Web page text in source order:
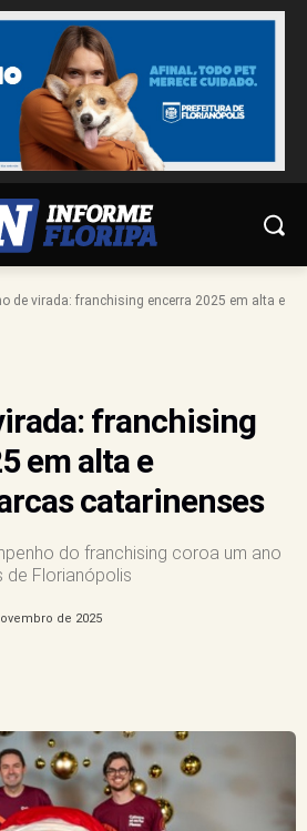
de virada: franchising encerra 2025 em alta e
franchising
em alta e
catarinenses
do franchising coroa um ano
de Florianópolis
de 2025